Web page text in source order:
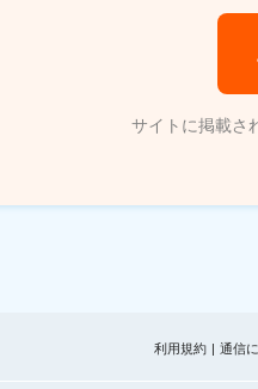
サイトに掲載さ
利用規約 通信